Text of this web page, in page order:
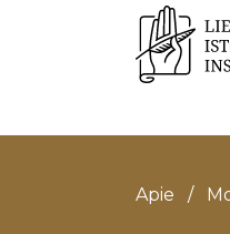
Apie /